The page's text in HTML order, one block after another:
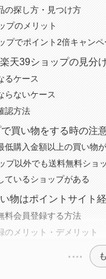
の探し方・見つけ方
プのメリット
プでポイント2倍キャンペ
天39ショップの見分
るケース
らないケース
認方法
買い物をする時の注
低購入金額以上の買い物
プ以外でも送料無料ショ
ているショップがある
物はポイントサイト
料会員登録する方法
のメリット・デメリット